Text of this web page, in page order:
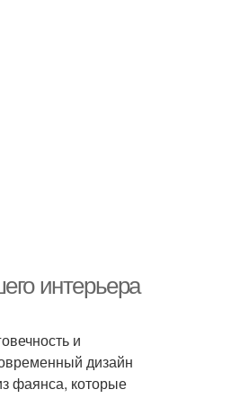
интерьера
и
дизайн
фаянса, которые